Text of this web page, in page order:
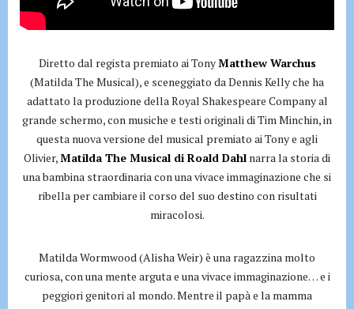
Diretto dal regista premiato ai TonyMatthew Warchus
(Matilda The Musical), e sceneggiato da Dennis Kelly che ha
adattato la produzione della Royal Shakespeare Company al
grande schermo, con musiche e testi originali di Tim Minchin, in
questa nuova versione del musical premiato ai Tony e agli
Olivier,Matilda The Musical di Roald Dahl narra la storia di
una bambina straordinaria con una vivace immaginazione che si
ribella per cambiare il corso del suo destino con risultati
miracolosi.
Matilda Wormwood (Alisha Weir) è una ragazzina molto
curiosa, con una mente arguta e una vivace immaginazione… e i
peggiori genitori al mondo. Mentre il papà e la mamma